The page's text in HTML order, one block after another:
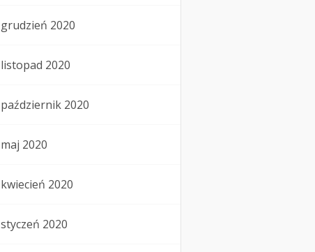
grudzień 2020
listopad 2020
październik 2020
maj 2020
kwiecień 2020
styczeń 2020